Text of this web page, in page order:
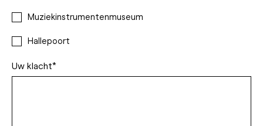
Muziekinstrumentenmuseum
Hallepoort
Uw klacht*